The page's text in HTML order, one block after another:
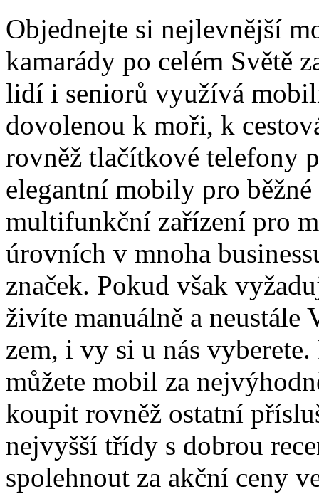
Objednejte si nejlevnější
kamarády po celém Světě
lidí i seniorů využívá
dovolenou k moři, k
rovněž tlačítkové telefony
elegantní mobily pro
multifunkční zařízení pro
úrovních v mnoha
značek. Pokud však
živíte manuálně a neustále
zem, i vy si u nás
můžete mobil za
koupit rovněž ostatní
nejvyšší třídy s dobrou
spolehnout za akční ceny